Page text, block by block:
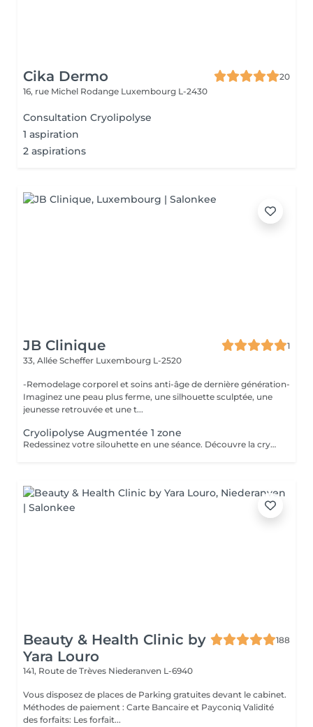
Cika Dermo
20
16, rue Michel Rodange Luxembourg L-2430
Consultation Cryolipolyse
1 aspiration
2 aspirations
JB Clinique
1
33, Allée Scheffer Luxembourg L-2520
-Remodelage corporel et soins anti-âge de dernière génération-
Imaginez une peau plus ferme, une silhouette sculptée, une
jeunesse retrouvée et une t...
Cryolipolyse Augmentée 1 zone
Redessinez votre silouhette en une séance. Découvre la cryolipolise augmentée, une technologie haute gamme, fariquée en France par ContourParis. Éliminez les amas graisseux grâce à l'efficacité du froid. Il est possible qu'il y ait des contre-indications à la réalisation de ce soin. Si vous n'êtes jamais venu, je vous conseille de réserver au préalable un bilan silhouette ou de téléphoner au cabinet.
Beauty & Health Clinic by
Yara Louro
188
141, Route de Trèves Niederanven L-6940
Vous disposez de places de Parking gratuites devant le cabinet.
Méthodes de paiement : Carte Bancaire et Payconiq Validité
des forfaits: Les forfait...